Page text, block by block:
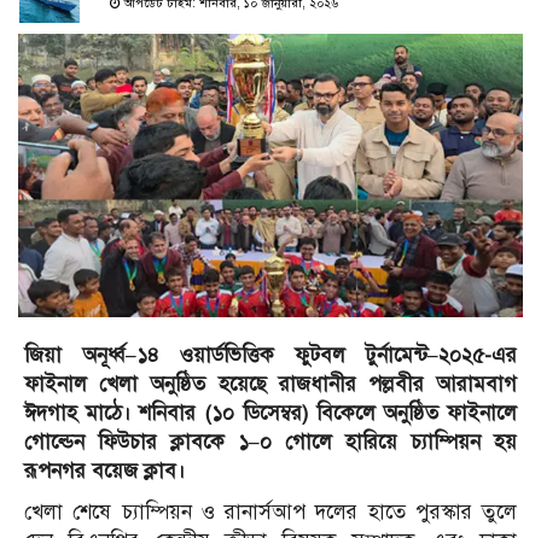
আপডেট টাইম: শনিবার, ১০ জানুয়ারী, ২০২৬
জিয়া অনূর্ধ্ব–১৪ ওয়ার্ডভিত্তিক ফুটবল টুর্নামেন্ট–২০২৫-এর
ফাইনাল খেলা অনুষ্ঠিত হয়েছে রাজধানীর পল্লবীর আরামবাগ
ঈদগাহ মাঠে। শনিবার (১০ ডিসেম্বর) বিকেলে অনুষ্ঠিত ফাইনালে
গোল্ডেন ফিউচার ক্লাবকে ১–০ গোলে হারিয়ে চ্যাম্পিয়ন হয়
রূপনগর বয়েজ ক্লাব।
খেলা শেষে চ্যাম্পিয়ন ও রানার্সআপ দলের হাতে পুরস্কার তুলে